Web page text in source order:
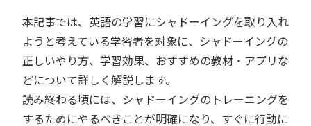
本記事では、英語の学習にシャドーイングを取り入れ
ようと考えている学習者を対象に、シャドーイングの
正しいやり方、学習効果、おすすめの教材・アプリな
どについて詳しく解説します。
読み終わる頃には、シャドーイングのトレーニングを
するためにやるべきことが明確になり、すぐに行動に